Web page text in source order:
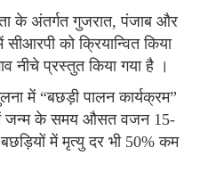
के अंतर्गत गुजरात, पंजाब और
को क्रियान्वित किया
नीचे प्रस्तुत किया गया है ।
में “बछड़ी पालन कार्यक्रम”
में जन्म के समय औसत वजन 15-
में मृत्यु दर भी 50% कम